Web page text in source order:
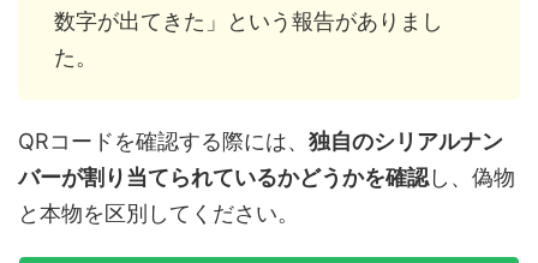
数字が出てきた」という報告がありまし
た。
QRコードを確認する際には、 独自のシリアルナン
バーが割り当てられているかどうかを確認し、偽物
と本物を区別してください。